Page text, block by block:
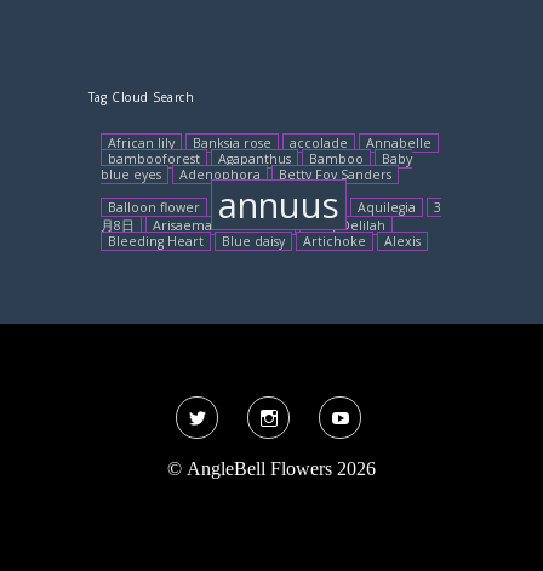
Tag Cloud Search
African lily Banksia rose accolade
Annabelle
bambooforest
Agapanthus Bamboo
Baby
blue eyes
Adenophora
Betty Foy Sanders
Balloon flower
annuus Aquilegia
3
月8日
Arisaema sikokianum
Baby Delilah
Bleeding Heart
Blue daisy Artichoke Alexis
© AngleBell Flowers 2026